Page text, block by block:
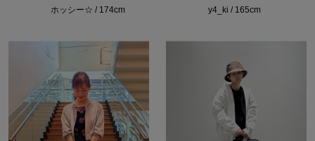
ホッシー☆ / 174cm
y4_ki / 165cm